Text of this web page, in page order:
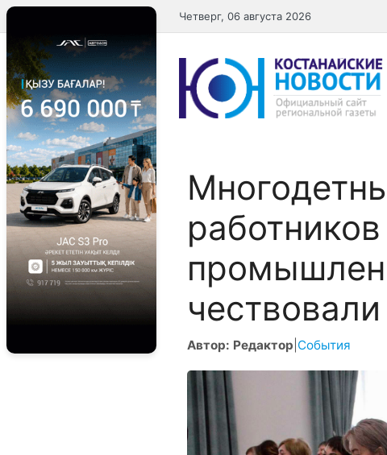
Перейти
к
содержимому
Четверг, 06 августа 2026
Автор: Редактор События